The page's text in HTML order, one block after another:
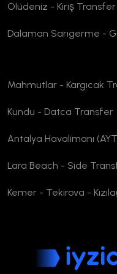
Ölüdeniz - Kiriş Transfer
Dalaman Sarıgerme -
Mahmutlar - Kargıcak
Kundu - Datca Transfer
Antalya Havalimanı
Lara Beach - Side
Kemer - Tekirova -